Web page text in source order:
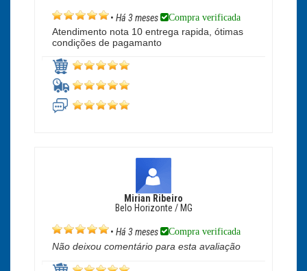
• Há 3 meses Compra verificada
Atendimento nota 10 entrega rapida, ótimas
condições de pagamanto
Mirian Ribeiro
Belo Horizonte / MG
• Há 3 meses Compra verificada
Não deixou comentário para esta avaliação